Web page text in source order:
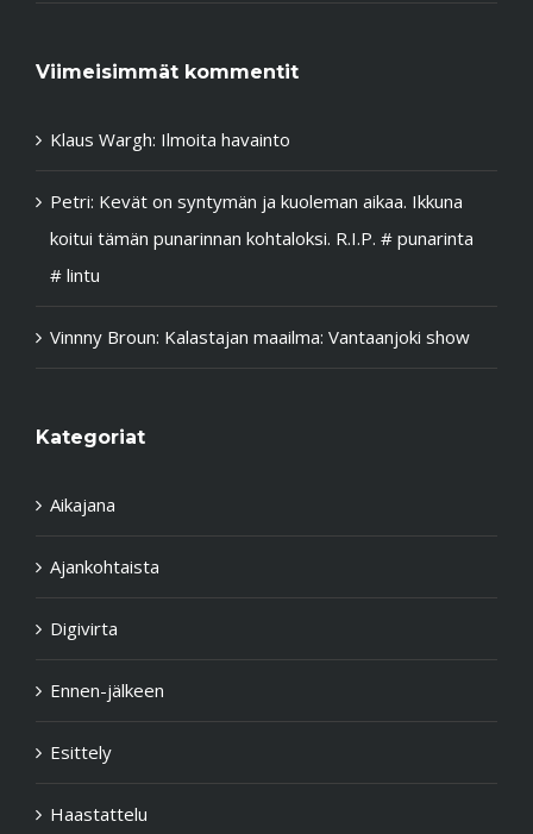
Viimeisimmät kommentit
Klaus Wargh: Ilmoita havainto
Petri: Kevät on syntymän ja kuoleman aikaa. Ikkuna
koitui tämän punarinnan kohtaloksi. R.I.P. # punarinta
# lintu
Vinnny Broun: Kalastajan maailma: Vantaanjoki show
Kategoriat
Aikajana
Ajankohtaista
Digivirta
Ennen-jälkeen
Esittely
Haastattelu